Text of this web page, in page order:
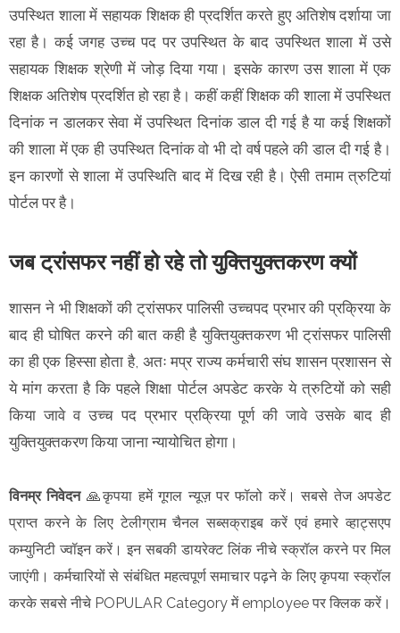
उपस्थित शाला में सहायक शिक्षक ही प्रदर्शित करते हुए अतिशेष दर्शाया जा
रहा है। कई जगह उच्च पद पर उपस्थित के बाद उपस्थित शाला में उसे
सहायक शिक्षक श्रेणी में जोड़ दिया गया। इसके कारण उस शाला में एक
शिक्षक अतिशेष प्रदर्शित हो रहा है। कहीं कहीं शिक्षक की शाला में उपस्थित
दिनांक न डालकर सेवा में उपस्थित दिनांक डाल दी गई है या कई शिक्षकों
की शाला में एक ही उपस्थित दिनांक वो भी दो वर्ष पहले की डाल दी गई है।
इन कारणों से शाला में उपस्थिति बाद में दिख रही है। ऐसी तमाम त्रुटियां
पोर्टल पर है।
जब ट्रांसफर नहीं हो रहे तो युक्तियुक्तकरण क्यों
शासन ने भी शिक्षकों की ट्रांसफर पालिसी उच्चपद प्रभार की प्रक्रिया के
बाद ही घोषित करने की बात कही है युक्तियुक्तकरण भी ट्रांसफर पालिसी
का ही एक हिस्सा होता है, अतः मप्र राज्य कर्मचारी संघ शासन प्रशासन से
ये मांग करता है कि पहले शिक्षा पोर्टल अपडेट करके ये त्रुटियों को सही
किया जावे व उच्च पद प्रभार प्रक्रिया पूर्ण की जावे उसके बाद ही
युक्तियुक्तकरण किया जाना न्यायोचित होगा।
विनम्र निवेदन 🙏कृपया हमें गूगल न्यूज़ पर फॉलो करें। सबसे तेज अपडेट
प्राप्त करने के लिए टेलीग्राम चैनल सब्सक्राइब करें एवं हमारे व्हाट्सएप
कम्युनिटी ज्वॉइन करें। इन सबकी डायरेक्ट लिंक नीचे स्क्रॉल करने पर मिल
जाएंगी। कर्मचारियों से संबंधित महत्वपूर्ण समाचार पढ़ने के लिए कृपया स्क्रॉल
करके सबसे नीचे POPULAR Category में employee पर क्लिक करें।